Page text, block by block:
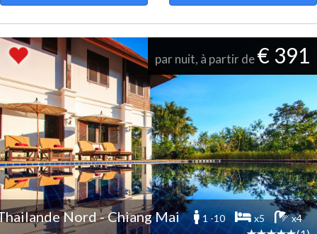
par nuit, à partir de€ 391
Nord - Chiang Mai 1 -10 x5 x4